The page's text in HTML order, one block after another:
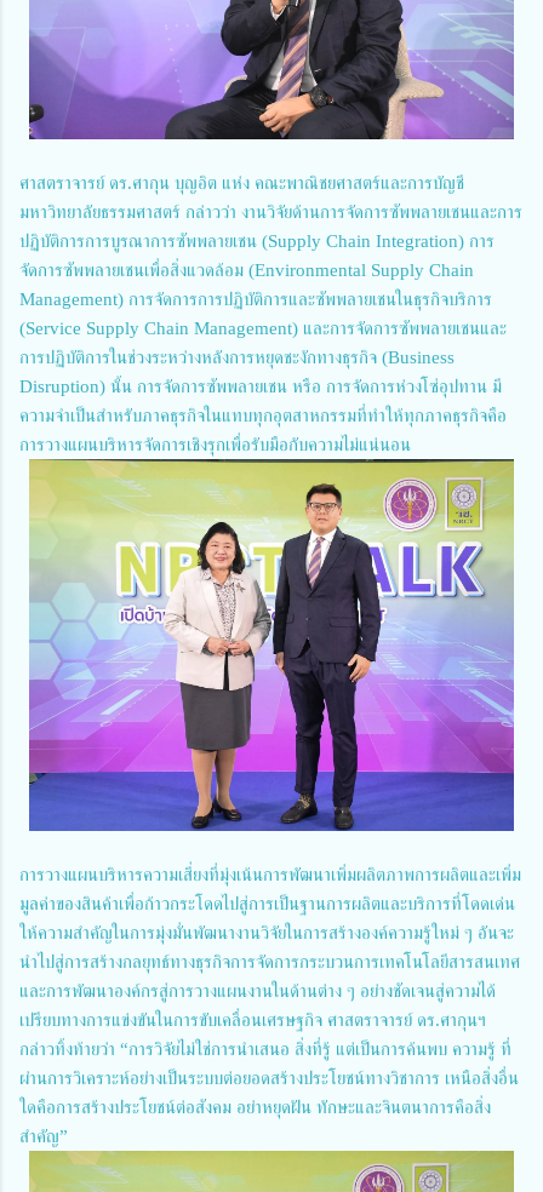
ศาสตราจารย์ ดร.ศากุน บุญอิต แห่ง คณะพาณิชยศาสตร์และการบัญชี
มหาวิทยาลัยธรรมศาสตร์ กล่าวว่า งานวิจัยด้านการจัดการซัพพลายเชนและการ
ปฏิบัติการการบูรณาการซัพพลายเชน (Supply Chain Integration) การ
จัดการซัพพลายเชนเพื่อสิ่งแวดล้อม (Environmental Supply Chain
Management) การจัดการการปฏิบัติการและซัพพลายเชนในธุรกิจบริการ
(Service Supply Chain Management) และการจัดการซัพพลายเชนและ
การปฏิบัติการในช่วงระหว่างหลังการหยุดชะงักทางธุรกิจ (Business
Disruption) นั้น การจัดการซัพพลายเชน หรือ การจัดการห่วงโซ่อุปทาน มี
ความจำเป็นสำหรับภาคธุรกิจในแทบทุกอุตสาหกรรมที่ทำให้ทุกภาคธุรกิจคือ
การวางแผนบริหารจัดการเชิงรุกเพื่อรับมือกับความไม่แน่นอน
การวางแผนบริหารความเสี่ยงที่มุ่งเน้นการพัฒนาเพิ่มผลิตภาพการผลิตและเพิ่ม
มูลค่าของสินค้าเพื่อก้าวกระโดดไปสู่การเป็นฐานการผลิตและบริการที่โดดเด่น
ให้ความสำคัญในการมุ่งมั่นพัฒนางานวิจัยในการสร้างองค์ความรู้ใหม่ ๆ อันจะ
นำไปสู่การสร้างกลยุทธ์ทางธุรกิจการจัดการกระบวนการเทคโนโลยีสารสนเทศ
และการพัฒนาองค์กรสู่การวางแผนงานในด้านต่าง ๆ อย่างชัดเจนสู่ความได้
เปรียบทางการแข่งขันในการขับเคลื่อนเศรษฐกิจ ศาสตราจารย์ ดร.ศากุนฯ
กล่าวทิ้งท้ายว่า “การวิจัยไม่ใช่การนำเสนอ สิ่งที่รู้ แต่เป็นการค้นพบ ความรู้ ที่
ผ่านการวิเคราะห์อย่างเป็นระบบต่อยอดสร้างประโยชน์ทางวิชาการ เหนือสิ่งอื่น
ใดคือการสร้างประโยชน์ต่อสังคม อย่าหยุดฝัน ทักษะและจินตนาการคือสิ่ง
สำคัญ”